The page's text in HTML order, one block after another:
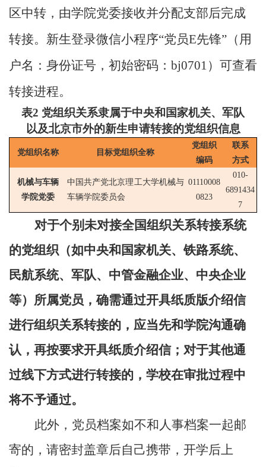
区中转，由学院党委接收并分配支部后完成
转接。新生登录微信小程序“党员E先锋”（用
户名：身份证号，初始密码： bj0701）可查看
转接进程。
表2 党组织关系隶属于中央和国家机关、军队
以及北京市外的新生申请转接的党组织信息
党组织名称 目标党组织全称
党组织
编码
联系
方式
机械与车辆
学院党委
中国共产党北京理工大学机械与
车辆学院委员会
01110008
0823
010-
6891434
7
对于个别未对接全国组织关系转接系统
的党组织（如中央和国家机关、铁路系统、
民航系统、军队、中管金融企业、中央企业
等）所属党员，确需通过开具纸质版介绍信
进行组织关系转接的，应当先和学院沟通确
认，再按要求开具纸质介绍信；对于其他通
过线下方式进行转接的，学校在审批过程中
将不予通过。
此外，党员档案如不和人事档案一起邮
寄的，请密封盖章后自己携带，开学后上